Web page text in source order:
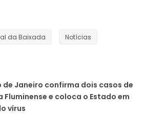
da Baixada Notícias
de Janeiro confirma dois casos de
e coloca o Estado em
vírus